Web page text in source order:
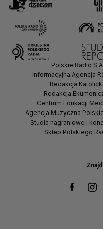
Polskie Radio
Informacyjna Agencja
Redakcja
Redakcja
Centrum Edukacji
Agencja Muzyczna
Studia nagraniowe i
Sklep Polskiego